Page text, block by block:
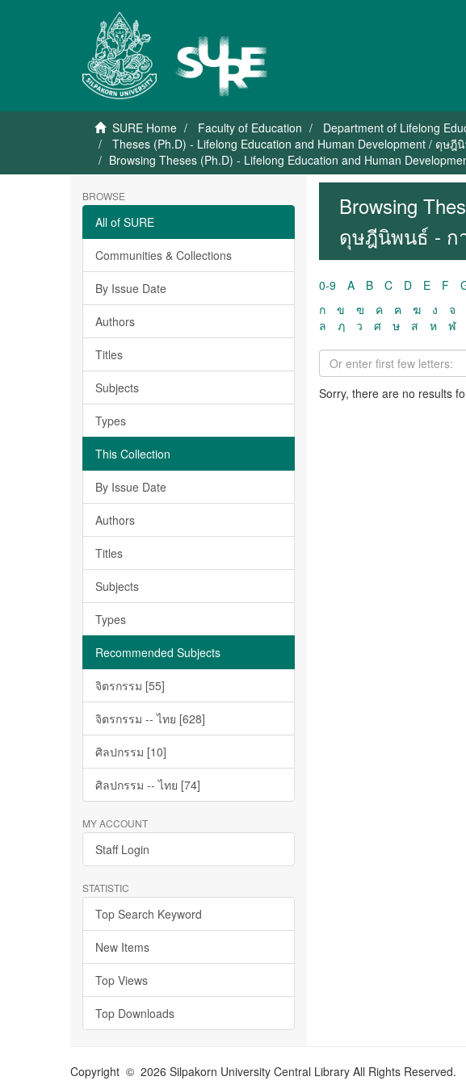
SURE Home Faculty of Education Department of Lifelong
Theses (Ph.D) - Lifelong Education and Human Development / ดุ
Browsing Theses (Ph.D) - Lifelong Education and Human
BROWSE
All of SURE
Communities & Collections
By Issue Date
Authors
Titles
Subjects
Types
This Collection
By Issue Date
Authors
Titles
Subjects
Types
Recommended Subjects
จิตรกรรม [55]
จิตรกรรม -- ไทย [628]
ศิลปกรรม [10]
ศิลปกรรม -- ไทย [74]
MY ACCOUNT
Staff Login
STATISTIC
Top Search Keyword
New Items
Top Views
Top Downloads
Browsing
ดุษฎีนิพนธ์ - ก
0-9 A B C D E F
ก
ข ฃ ค ฅ ฆ ง จ
ล
ฦ ว ศ ษ ส ห ฬ
Sorry, there are no results
Copyright © 2026 Silpakorn University Central Library All Rights Reserved.